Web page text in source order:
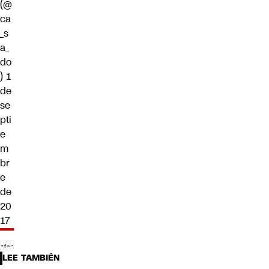
(@
ca
_s
a_
do
) 1
de
se
pti
e
m
br
e
de
20
17
LEE TAMBIÉN